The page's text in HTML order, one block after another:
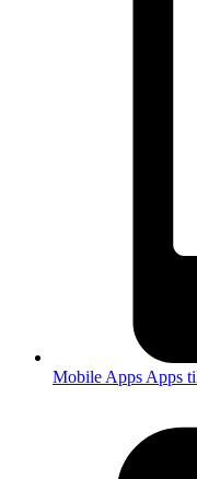
Mobile Apps Apps